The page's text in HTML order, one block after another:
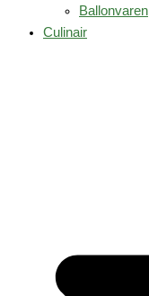
Ballonvaren
Culinair